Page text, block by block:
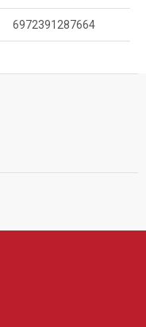
6972391287664